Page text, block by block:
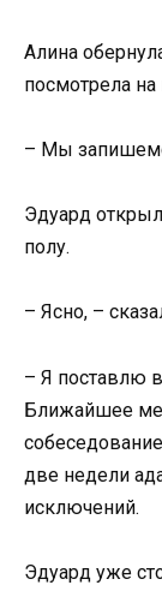
Алина
посмотрела на
– Мы
Эдуард
полу.
– Ясно, –
– Я поставлю
Ближайшее
две недели
исключений.
Эдуард уже